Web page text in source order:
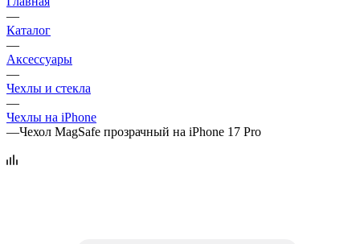
—
Каталог
—
Аксессуары
—
Чехлы и стекла
—
Чехлы на iPhone
—Чехол MagSafe прозрачный на iPhone 17 Pro